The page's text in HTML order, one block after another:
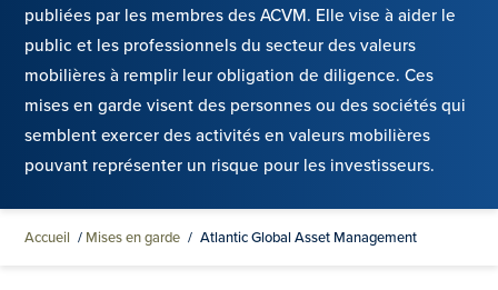
publiées par les membres des ACVM. Elle vise à aider le
public et les professionnels du secteur des valeurs
mobilières à remplir leur obligation de diligence. Ces
mises en garde visent des personnes ou des sociétés qui
semblent exercer des activités en valeurs mobilières
pouvant représenter un risque pour les investisseurs.
Accueil / Mises en garde / Atlantic Global Asset Management